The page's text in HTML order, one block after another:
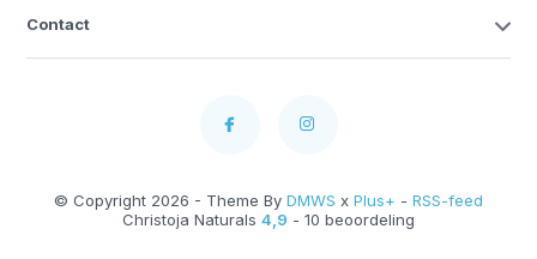
Contact
© Copyright 2026 - Theme By DMWS x Plus+ - RSS-feed
Christoja Naturals 4,9 - 10 beoordeling